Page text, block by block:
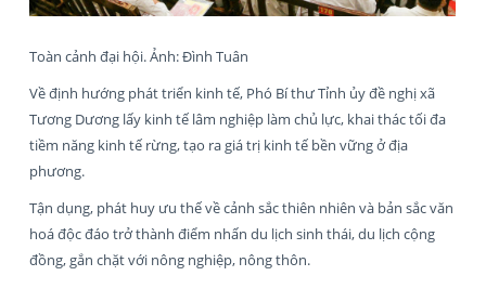
Toàn cảnh đại hội. Ảnh: Đình Tuân
Về định hướng phát triển kinh tế, Phó Bí thư Tỉnh ủy đề nghị xã
Tương Dương lấy kinh tế lâm nghiệp làm chủ lực, khai thác tối đa
tiềm năng kinh tế rừng, tạo ra giá trị kinh tế bền vững ở địa
phương.
Tận dụng, phát huy ưu thế về cảnh sắc thiên nhiên và bản sắc văn
hoá độc đáo trở thành điểm nhấn du lịch sinh thái, du lịch cộng
đồng, gắn chặt với nông nghiệp, nông thôn.